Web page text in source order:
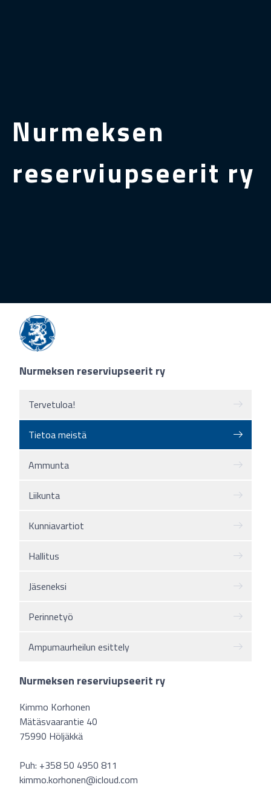
Nurmeksen
reserviupseerit ry
Nurmeksen reserviupseerit ry
Tervetuloa!
Tietoa meistä
Ammunta
Liikunta
Kunniavartiot
Hallitus
Jäseneksi
Perinnetyö
Ampumaurheilun esittely
Nurmeksen reserviupseerit ry
Kimmo Korhonen
Mätäsvaarantie 40
75990 Höljäkkä
Puh: +358 50 4950 811
kimmo.korhonen@icloud.com